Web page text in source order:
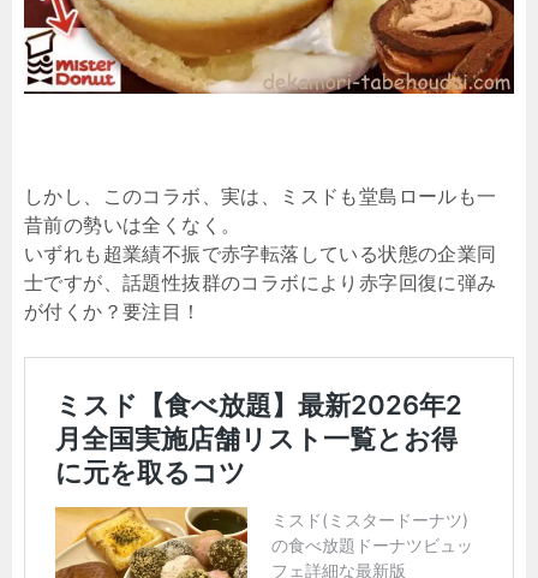
しかし、このコラボ、実は、ミスドも堂島ロールも一
昔前の勢いは全くなく。
いずれも超業績不振で赤字転落している状態の企業同
士ですが、話題性抜群のコラボにより赤字回復に弾み
が付くか？要注目！